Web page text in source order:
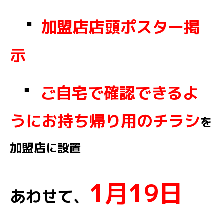
・ 加盟店店頭ポスター掲
示
・ ご自宅で確認できるよ
うにお持ち帰り用のチラシを
加盟店に設置
あわせて、 1月19日